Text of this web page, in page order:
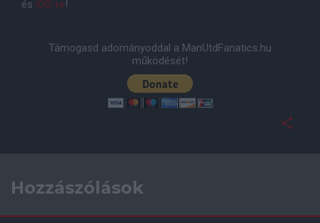
és iOS-re!
Támogasd adományoddal a ManUtdFanatics.hu
működését!
Hozzászólások